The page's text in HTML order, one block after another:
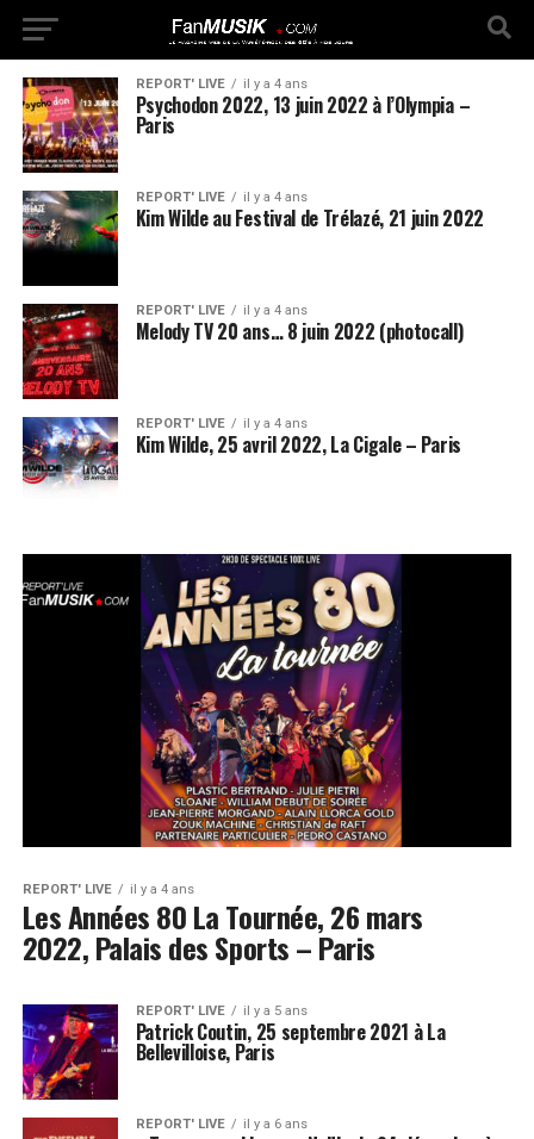
REPORT' LIVE il y a 4 ans
Psychodon 2022, 13 juin 2022 à l’Olympia –
Paris
REPORT' LIVE il y a 4 ans
Kim Wilde au Festival de Trélazé, 21 juin 2022
REPORT' LIVE il y a 4 ans
Melody TV 20 ans… 8 juin 2022 (photocall)
REPORT' LIVE il y a 4 ans
Kim Wilde, 25 avril 2022, La Cigale – Paris
REPORT' LIVE il y a 4 ans
Les Années 80 La Tournée, 26 mars
2022, Palais des Sports – Paris
REPORT' LIVE il y a 5 ans
Patrick Coutin, 25 septembre 2021 à La
Bellevilloise, Paris
REPORT' LIVE il y a 6 ans